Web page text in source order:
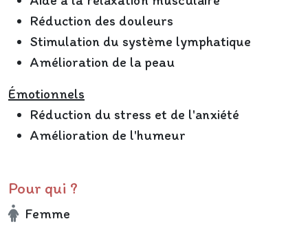
Réduction des douleurs
Stimulation du système lymphatique
Amélioration de la peau
Émotionnels
Réduction du stress et de l'anxiété
Amélioration de l'humeur
Pour qui ?
Femme